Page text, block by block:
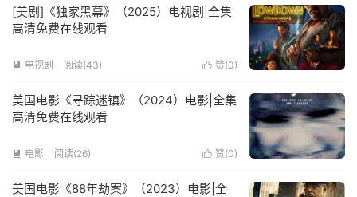
[美剧]《独家黑幕》（2025）电视剧|全集
高清免费在线观看
 赞(0)
 电视剧 阅读(43)
美国电影《寻踪迷镇》（2024）电影|全集
高清免费在线观看
 赞(0)
 电影 阅读(26)
美国电影《88年劫案》（2023）电影|全